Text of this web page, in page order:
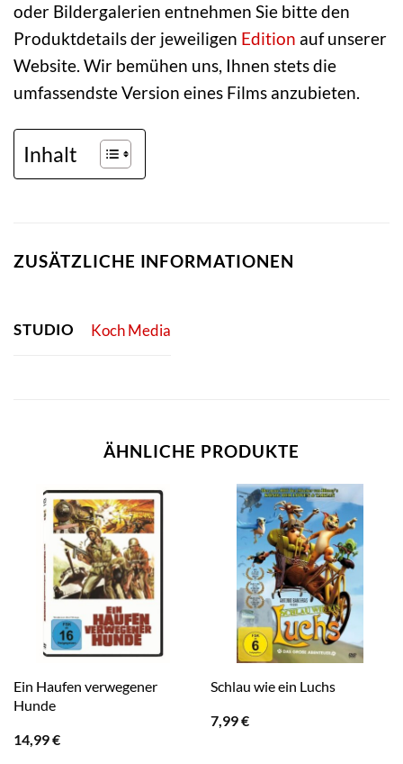
oder Bildergalerien entnehmen Sie bitte den
Produktdetails der jeweiligen Edition auf unserer
Website. Wir bemühen uns, Ihnen stets die
umfassendste Version eines Films anzubieten.
Inhalt
ZUSÄTZLICHE INFORMATIONEN
STUDIO Koch Media
ÄHNLICHE PRODUKTE
Ein Haufen verwegener
Hunde
14,99€
Schlau wie ein Luchs
7,99€